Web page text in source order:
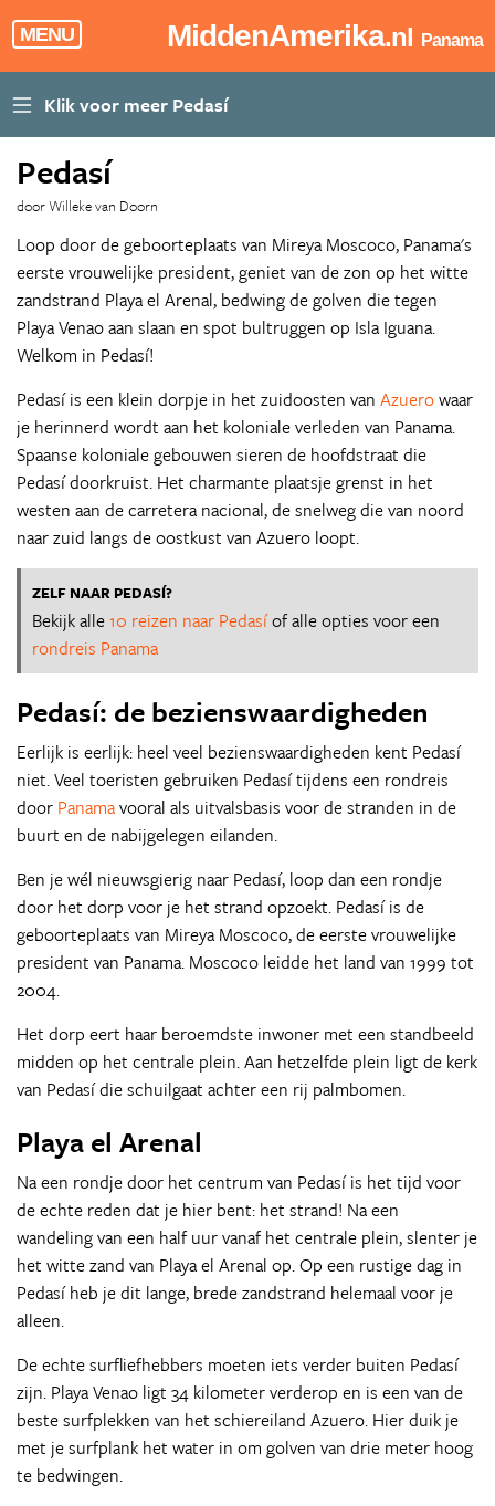
MENU MiddenAmerika.nl Panama
Pedasí
door Willeke van Doorn
Loop door de geboorteplaats van Mireya Moscoco, Panama's
eerste vrouwelijke president, geniet van de zon op het witte
zandstrand Playa el Arenal, bedwing de golven die tegen
Playa Venao aan slaan en spot bultruggen op Isla Iguana.
Welkom in Pedasí!
Pedasí is een klein dorpje in het zuidoosten van Azuerowaar
je herinnerd wordt aan het koloniale verleden van Panama.
Spaanse koloniale gebouwen sieren de hoofdstraat die
Pedasí doorkruist. Het charmante plaatsje grenst in het
westen aan de carretera nacional, de snelweg die van noord
naar zuid langs de oostkust van Azuero loopt.
ZELF NAAR PEDASÍ?
Bekijk alle10 reizen naar Pedasíof alle opties voor een
rondreis Panama
Pedasí: de bezienswaardigheden
Eerlijk is eerlijk: heel veel bezienswaardigheden kent Pedasí
niet. Veel toeristen gebruiken Pedasí tijdens een rondreis
door Panamavooral als uitvalsbasis voor de stranden in de
buurt en de nabijgelegen eilanden.
Ben je wél nieuwsgierig naar Pedasí, loop dan een rondje
door het dorp voor je het strand opzoekt. Pedasí is de
geboorteplaats van Mireya Moscoco, de eerste vrouwelijke
president van Panama. Moscoco leidde het land van 1999 tot
2004.
Het dorp eert haar beroemdste inwoner met een standbeeld
midden op het centrale plein. Aan hetzelfde plein ligt de kerk
van Pedasí die schuilgaat achter een rij palmbomen.
Playa el Arenal
Na een rondje door het centrum van Pedasí is het tijd voor
de echte reden dat je hier bent: het strand! Na een
wandeling van een half uur vanaf het centrale plein, slenter je
het witte zand van Playa el Arenal op. Op een rustige dag in
Pedasí heb je dit lange, brede zandstrand helemaal voor je
alleen.
De echte surfliefhebbers moeten iets verder buiten Pedasí
zijn. Playa Venao ligt 34 kilometer verderop en is een van de
beste surfplekken van het schiereiland Azuero. Hier duik je
met je surfplank het water in om golven van drie meter hoog
te bedwingen.